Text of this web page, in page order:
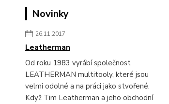
Novinky
26.11.2017
Leatherman
Od roku 1983 vyrábí společnost
LEATHERMAN multitooly, které jsou
velmi odolné a na práci jako stvořené.
Když Tim Leatherman a jeho obchodní